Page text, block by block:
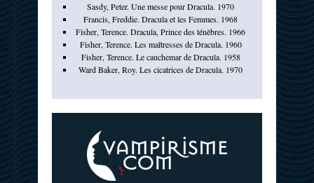
Sasdy, Peter. Une messe pour Dracula. 1970
Francis, Freddie. Dracula et les Femmes. 1968
Fisher, Terence. Dracula, Prince des ténèbres. 1966
Fisher, Terence. Les maîtresses de Dracula. 1960
Fisher, Terence. Le cauchemar de Dracula. 1958
Ward Baker, Roy. Les cicatrices de Dracula. 1970